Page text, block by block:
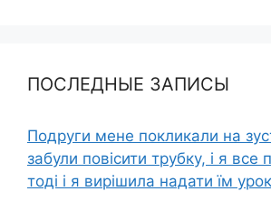
ПОСЛЕДНЫЕ ЗАПИСЫ
Подруги мене покликали на
забули повісити трубку, і я все
тоді і я вирішила надати їм